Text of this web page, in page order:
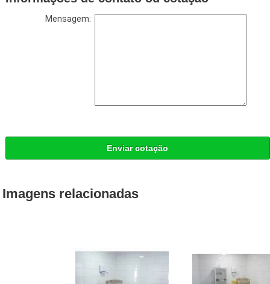
Mensagem:
Enviar cotação
Imagens relacionadas